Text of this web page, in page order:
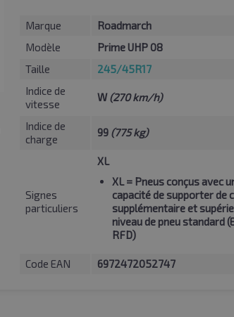
Marque
Roadmarch
Modèle
Prime UHP 08
Taille
245/45R17
Indice de
vitesse
W (270 km/h)
Indice de
charge
99 (775 kg)
Signes
particuliers
XL
XL= Pneus conçus avec
capacité de supporter de
supplémentaire et
niveau de pneu standard
RFD)
Code EAN 6972472052747